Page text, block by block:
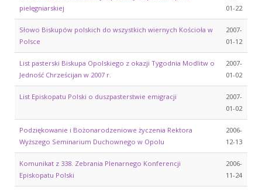
pielęgniarskiej
01-22
Słowo Biskupów polskich do wszystkich wiernych Kościoła w
Polsce
2007-
01-12
List pasterski Biskupa Opolskiego z okazji Tygodnia Modlitw o
Jedność Chrześcijan w 2007 r.
2007-
01-02
List Episkopatu Polski o duszpasterstwie emigracji
2007-
01-02
Podziękowanie i Bożonarodzeniowe życzenia Rektora
Wyższego Seminarium Duchownego w Opolu
2006-
12-13
Komunikat z 338. Zebrania Plenarnego Konferencji
Episkopatu Polski
2006-
11-24